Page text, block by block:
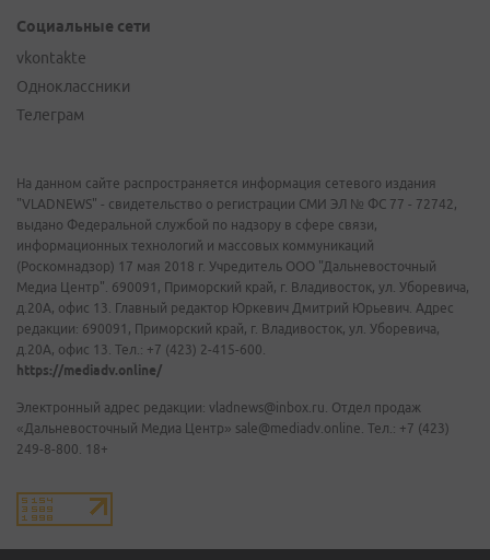
Социальные сети
vkontakte
Одноклассники
Телеграм
На данном сайте распространяется информация сетевого издания
"VLADNEWS" - свидетельство о регистрации СМИ ЭЛ № ФС 77 - 72742,
выдано Федеральной службой по надзору в сфере связи,
информационных технологий и массовых коммуникаций
(Роскомнадзор) 17 мая 2018 г. Учредитель ООО "Дальневосточный
Медиа Центр". 690091, Приморский край, г. Владивосток, ул. Уборевича,
д.20А, офис 13. Главный редактор Юркевич Дмитрий Юрьевич. Адрес
редакции: 690091, Приморский край, г. Владивосток, ул. Уборевича,
д.20А, офис 13. Тел.: +7 (423) 2-415-600.
https://mediadv.online/
Электронный адрес редакции: vladnews@inbox.ru. Отдел продаж
«Дальневосточный Медиа Центр» sale@mediadv.online. Тел.: +7 (423)
249-8-800. 18+